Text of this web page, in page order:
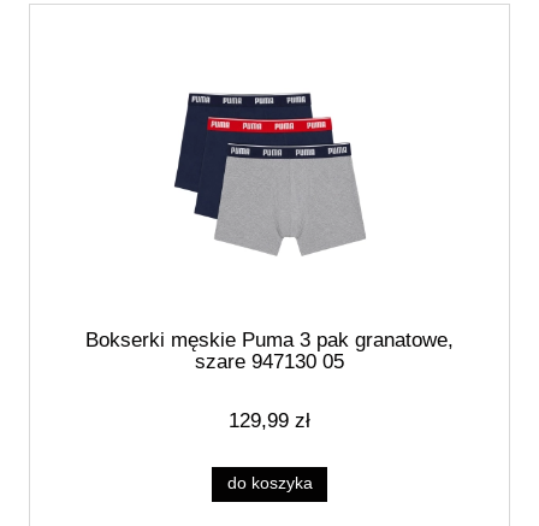
Bokserki męskie Puma 3 pak granatowe,
szare 947130 05
129,99 zł
do koszyka